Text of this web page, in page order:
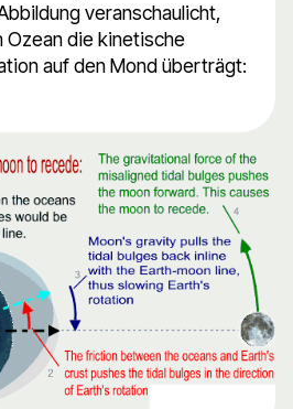
veranschaulicht,
Ozean die kinetische
auf den Mond überträgt: